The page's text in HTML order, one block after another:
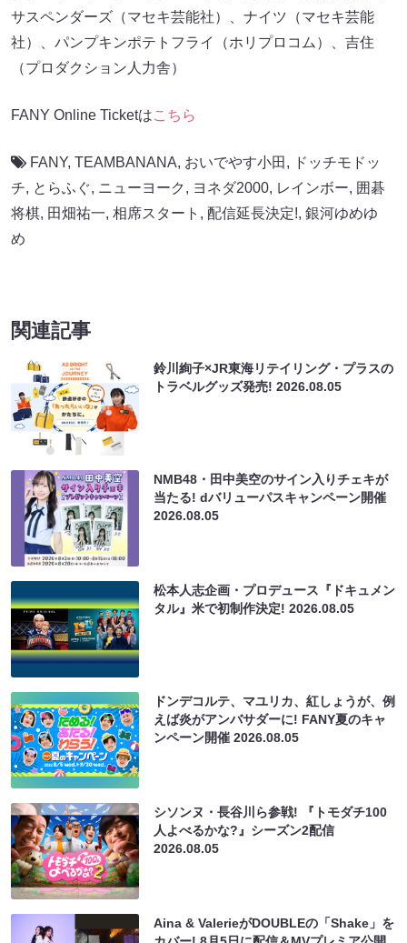
サスペンダーズ（マセキ芸能社）、ナイツ（マセキ芸能
社）、パンプキンポテトフライ（ホリプロコム）、吉住
（プロダクション人力舎）
FANY Online Ticketはこちら
FANY, TEAMBANANA, おいでやす小田 , ドッチモドッ
チ, とらふぐ, ニューヨーク , ヨネダ2000, レインボー, 囲碁
将棋, 田畑祐一, 相席スタート , 配信延長決定!, 銀河ゆめゆ
め
関連記事
鈴川絢子×JR東海リテイリング・プラスの
トラベルグッズ発売!2026.08.05
NMB48・田中美空のサイン入りチェキが
当たる! dバリューパスキャンペーン開催
2026.08.05
松本人志企画・プロデュース『ドキュメン
タル』米で初制作決定!2026.08.05
ドンデコルテ、マユリカ、紅しょうが、例
えば炎がアンバサダーに! FANY夏のキャ
ンペーン開催2026.08.05
シソンヌ・長谷川ら参戦! 『トモダチ100
人よべるかな?』シーズン2配信
2026.08.05
Aina & ValerieがDOUBLEの「Shake」を